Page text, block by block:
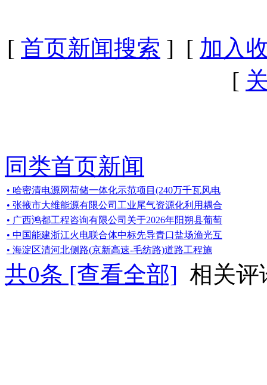
[ 首页新闻搜索 ] [ 加入
[
同类首页新闻
• 哈密清电源网荷储一体化示范项目(240万千瓦风电
• 张掖市大维能源有限公司工业尾气资源化利用耦合
• 广西鸿都工程咨询有限公司关于2026年阳朔县葡萄
• 中国能建浙江火电联合体中标先导青口盐场渔光互
• 海淀区清河北侧路(京新高速-毛纺路)道路工程施
共0条 [查看全部] 相关评